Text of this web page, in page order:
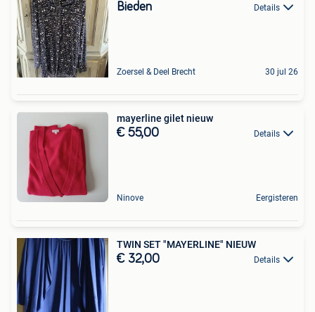
Bieden Details
Zoersel & Deel Brecht 30 jul 26
mayerline gilet nieuw
€ 55,00 Details
Ninove Eergisteren
TWIN SET "MAYERLINE" NIEUW
€ 32,00 Details